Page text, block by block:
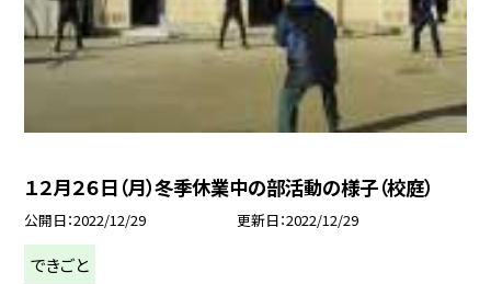
１２月２６日（月）冬季休業中の部活動の様子（校庭）
公開日 2022/12/29 更新日 2022/12/29
できごと